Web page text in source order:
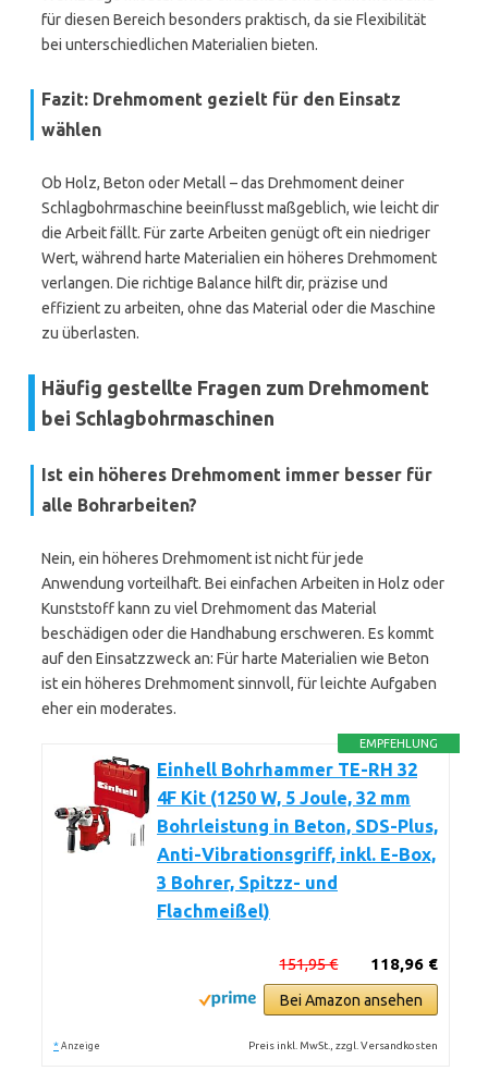
für diesen Bereich besonders praktisch, da sie Flexibilität
bei unterschiedlichen Materialien bieten.
Fazit: Drehmoment gezielt für den Einsatz
wählen
Ob Holz, Beton oder Metall – das Drehmoment deiner
Schlagbohrmaschine beeinflusst maßgeblich, wie leicht dir
die Arbeit fällt. Für zarte Arbeiten genügt oft ein niedriger
Wert, während harte Materialien ein höheres Drehmoment
verlangen. Die richtige Balance hilft dir, präzise und
effizient zu arbeiten, ohne das Material oder die Maschine
zu überlasten.
Häufig gestellte Fragen zum Drehmoment
bei Schlagbohrmaschinen
Ist ein höheres Drehmoment immer besser für
alle Bohrarbeiten?
Nein, ein höheres Drehmoment ist nicht für jede
Anwendung vorteilhaft. Bei einfachen Arbeiten in Holz oder
Kunststoff kann zu viel Drehmoment das Material
beschädigen oder die Handhabung erschweren. Es kommt
auf den Einsatzzweck an: Für harte Materialien wie Beton
ist ein höheres Drehmoment sinnvoll, für leichte Aufgaben
eher ein moderates.
EMPFEHLUNG
Einhell Bohrhammer TE-RH 32
4F Kit (1250 W, 5 Joule, 32 mm
Bohrleistung in Beton, SDS-Plus,
Anti-Vibrationsgriff, inkl. E-Box,
3 Bohrer, Spitzz- und
Flachmeißel)
118,96 €
151,95 €
Bei Amazon ansehen
* Anzeige Preis inkl. MwSt., zzgl. Versandkosten